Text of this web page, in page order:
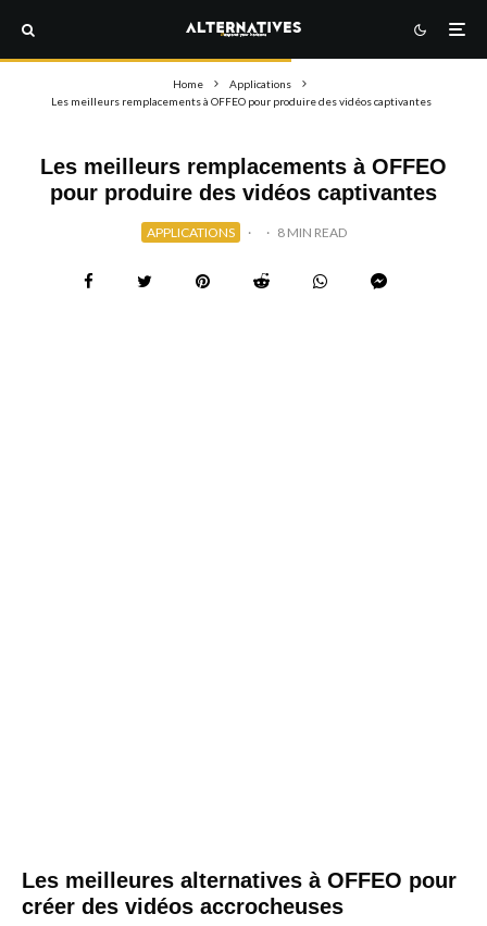
Home
Applications
Les meilleurs remplacements à OFFEO pour produire des vidéos captivantes
Les meilleurs remplacements à OFFEO
pour produire des vidéos captivantes
APPLICATIONS · · 8 MIN READ
Les meilleures alternatives à OFFEO pour
créer des vidéos accrocheuses